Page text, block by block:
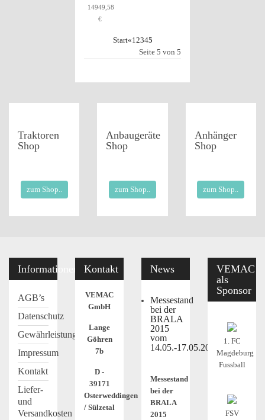
14949,58
€
Start«12345
Seite 5 von 5
Traktoren
Shop
zum Shop..
Anbaugeräte
Shop
zum Shop..
Anhänger
Shop
zum Shop..
Informationen
AGB’s
Datenschutz
Gewährleistung
Impressum
Kontakt
Liefer-
und
Versandkosten
Kontakt
VEMAC
GmbH
Lange
Göhren
7b
D -
39171
Osterweddingen
/ Sülzetal
News
Messestand
bei der
BRALA
2015
vom
14.05.-17.05.2015
Messestand
bei der
BRALA
2015
VEMAC
als
Sponsor
1. FC
Magdeburg
Fussball
FSV